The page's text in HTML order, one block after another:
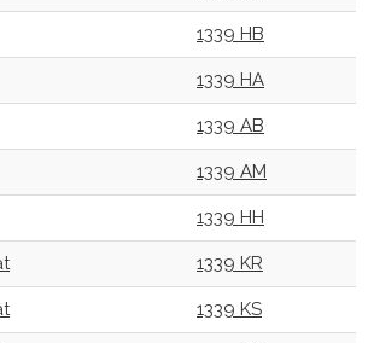
1339 HB
1339 HA
1339 AB
1339 AM
1339 HH
1339 KR
1339 KS